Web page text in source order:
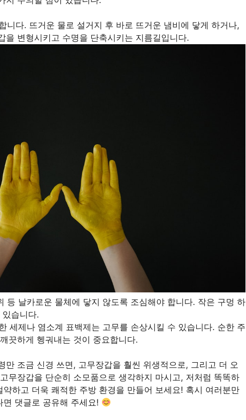
니다. 뜨거운 물로 설거지 후 바로 뜨거운 냄비에 닿게 하거나,
을 변형시키고 수명을 단축시키는 지름길입니다.
등 날카로운 물체에 닿지 않도록 조심해야 합니다. 작은 구멍 하
습니다.
세제나 염소계 표백제는 고무를 손상시킬 수 있습니다. 순한 주
끗하게 헹궈내는 것이 중요합니다.
만 조금 신경 쓰면, 고무장갑을 훨씬 위생적으로, 그리고 더 오
무장갑을 단순히 소모품으로 생각하지 마시고, 저처럼 똑똑하
하고 더욱 쾌적한 주방 환경을 만들어 보세요! 혹시 여러분만
댓글로 공유해 주세요!